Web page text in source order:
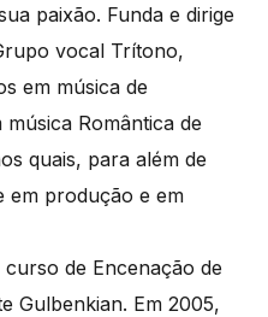
paixão. Funda e dirige
vocal Trítono,
em música de
Romântica de
quais, para além de
em produção e em
de Encenação de
Gulbenkian. Em 2005,